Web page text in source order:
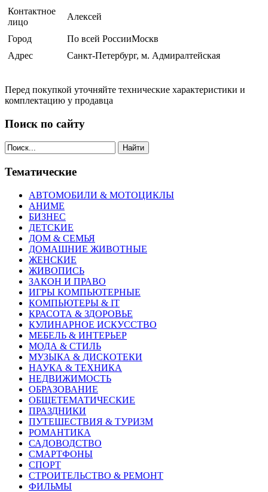
Контактное
лицо
Алексей
Город
По всей РоссииМоскв
Адрес
Санкт-Петербург, м. Адмиралтейская
Перед покупкой уточняйте технические характеристики и
комплектацию у продавца
Поиск по сайту
Найти
Тематические
АВТОМОБИЛИ & МОТОЦИКЛЫ
АНИМЕ
БИЗНЕС
ДЕТСКИЕ
ДОМ & СЕМЬЯ
ДОМАШНИЕ ЖИВОТНЫЕ
ЖЕНСКИЕ
ЖИВОПИСЬ
ЗАКОН И ПРАВО
ИГРЫ КОМПЬЮТЕРНЫЕ
КОМПЬЮТЕРЫ & IT
КРАСОТА & ЗДОРОВЬЕ
КУЛИНАРНОЕ ИСКУССТВО
МЕБЕЛЬ & ИНТЕРЬЕР
МОДА & СТИЛЬ
МУЗЫКА & ДИСКОТЕКИ
НАУКА & ТЕХНИКА
НЕДВИЖИМОСТЬ
ОБРАЗОВАНИЕ
ОБЩЕТЕМАТИЧЕСКИЕ
ПРАЗДНИКИ
ПУТЕШЕСТВИЯ & ТУРИЗМ
РОМАНТИКА
САДОВОДСТВО
СМАРТФОНЫ
СПОРТ
СТРОИТЕЛЬСТВО & РЕМОНТ
ФИЛЬМЫ